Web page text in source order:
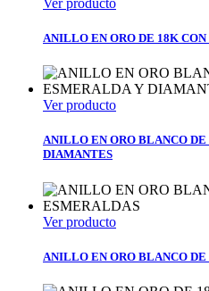
Ver producto
ANILLO EN ORO DE 18K
Ver producto
ANILLO EN ORO BLANCO
DIAMANTES
Ver producto
ANILLO EN ORO BLANCO